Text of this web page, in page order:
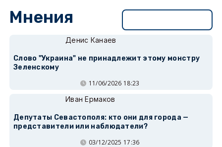
Мнения
Денис Канаев
Слово "Украина" не принадлежит этому монстру
Зеленскому
11/06/2026 18:23
Иван Ермаков
Депутаты Севастополя: кто они для города —
представители или наблюдатели?
03/12/2025 17:36